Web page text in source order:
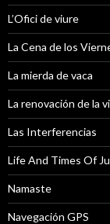
L’Ofici de viure
La Cena de los
La mierda de vaca
La renovación de la
Las Interferencias
Life And Times Of
Namaste
Navegación GPS